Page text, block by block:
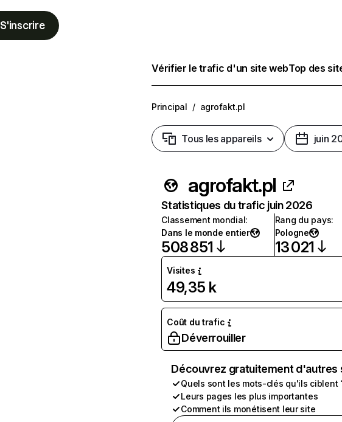
S'inscrire
Vérifier le trafic d'un site webTop des
Principal / agrofakt.pl
Tous les appareils juin
agrofakt.pl
Statistiques du trafic juin 2026
Classement mondial:
Dans le monde entier
508 851
Rang du pays:
Pologne
13 021
Visites
49,35 k
Coût du trafic
Déverrouiller
Découvrez gratuitement
Quels sont les mots-clés qu'ils ciblent
Leurs pages les plus importantes
Comment ils monétisent leur site